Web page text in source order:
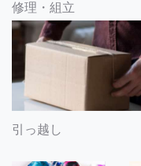
修理・組立
引っ越し